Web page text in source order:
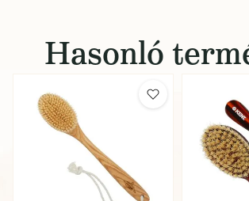
Hasonló